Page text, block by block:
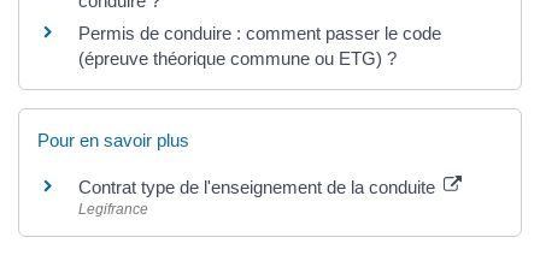
Permis de conduire : comment passer le code
(épreuve théorique commune ou ETG) ?
Pour en savoir plus
Contrat type de l'enseignement de la conduite
Legifrance